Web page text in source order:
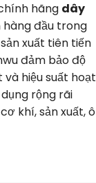
hãng dây
đầu trong
xuất tiên tiến
đảm bảo độ
hiệu suất hoạt
rộng rãi
khí, sản xuất, ô